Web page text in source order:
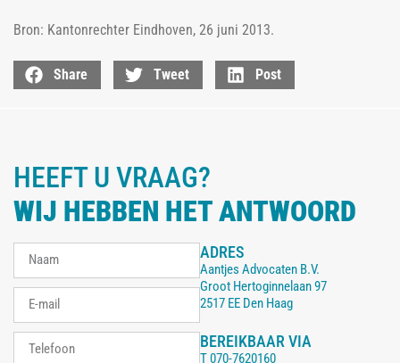
Bron: Kantonrechter Eindhoven, 26 juni 2013.
Share Tweet Post
HEEFT U VRAAG?
WIJ HEBBEN HET ANTWOORD
ADRES
Aantjes Advocaten B.V.
Groot Hertoginnelaan 97
2517 EE Den Haag
BEREIKBAAR VIA
T070-7620160